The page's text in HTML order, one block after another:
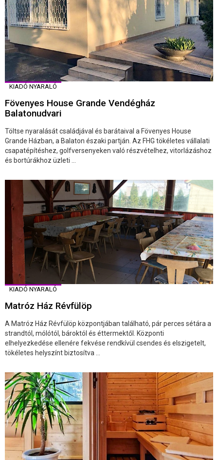
KIADÓ NYARALÓ
Fövenyes House Grande Vendégház
Balatonudvari
Töltse nyaralását családjával és barátaival a Fövenyes House
Grande Házban, a Balaton északi partján. Az FHG tökéletes vállalati
csapatépítéshez, golfversenyeken való részvételhez, vitorlázáshoz
és bortúrákhoz üzleti ...
KIADÓ NYARALÓ
Matróz Ház Révfülöp
A Matróz Ház Révfülöp központjában található, pár perces sétára a
strandtól, mólótól, bároktól és éttermektől. Központi
elhelyezkedése ellenére fekvése rendkívül csendes és elszigetelt,
tökéletes helyszínt biztosítva ...